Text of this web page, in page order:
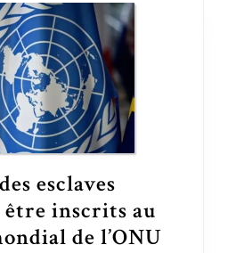
esclaves
inscrits au
de l’ONU